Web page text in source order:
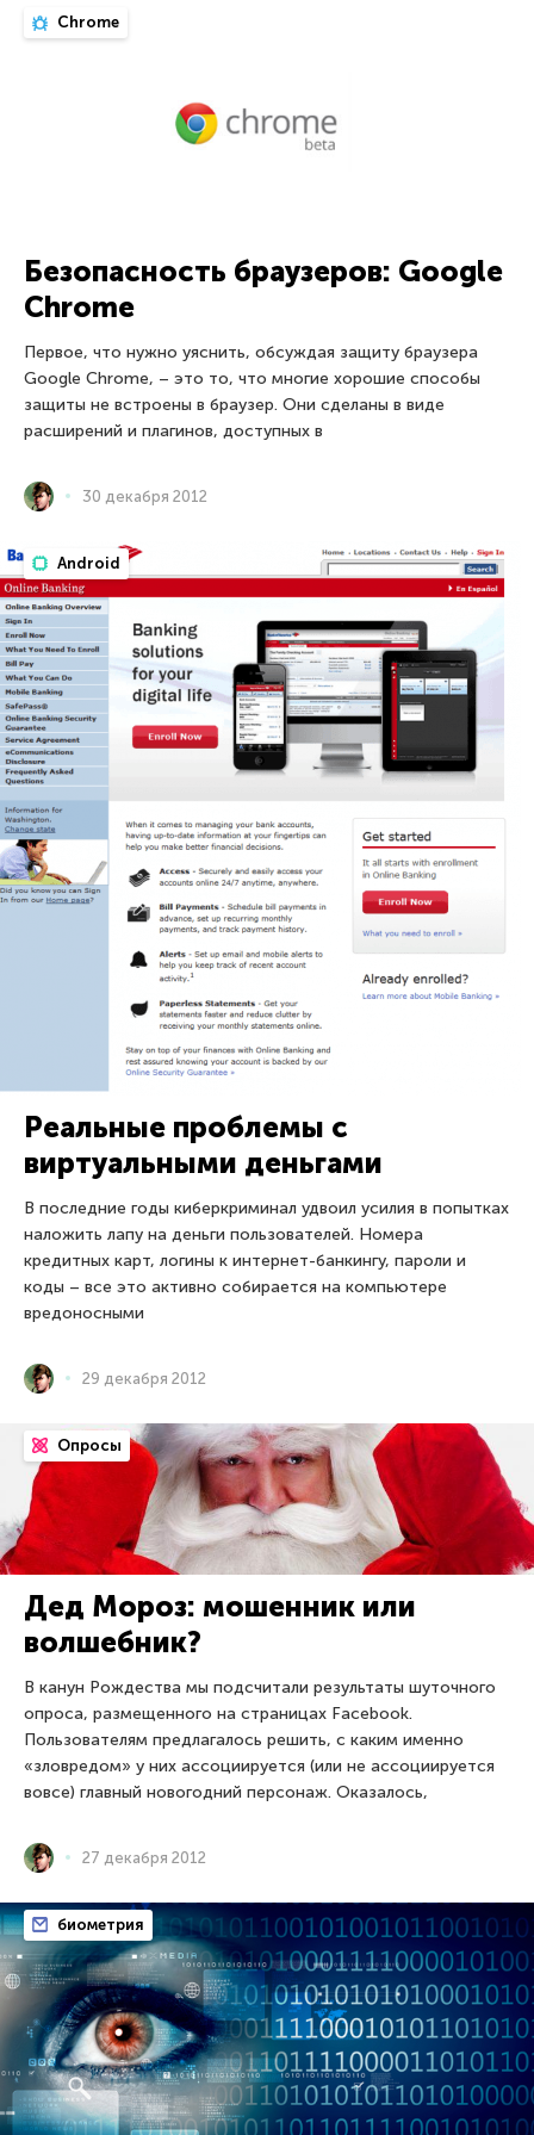
Chrome
Безопасность браузеров: Google
Chrome
Первое, что нужно уяснить, обсуждая защиту браузера
Google Chrome, – это то, что многие хорошие способы
защиты не встроены в браузер. Они сделаны в виде
расширений и плагинов, доступных в
30 декабря 2012
Android
Реальные проблемы с
виртуальными деньгами
В последние годы киберкриминал удвоил усилия в попытках
наложить лапу на деньги пользователей. Номера
кредитных карт, логины к интернет-банкингу, пароли и
коды – все это активно собирается на компьютере
вредоносными
29 декабря 2012
Опросы
Дед Мороз: мошенник или
волшебник?
В канун Рождества мы подсчитали результаты шуточного
опроса, размещенного на страницах Facebook.
Пользователям предлагалось решить, с каким именно
«зловредом» у них ассоциируется (или не ассоциируется
вовсе) главный новогодний персонаж. Оказалось,
27 декабря 2012
биометрия